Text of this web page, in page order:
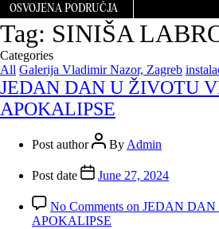
OSVOJENA PODRUČJA
Tag: SINIŠA
Categories
All Galerija Vladimir Nazor, Zagreb
JEDAN DAN U ŽIVOTU
APOKALIPSE
Post author By Admin
Post date June 27, 2024
No Comments on JEDAN
APOKALIPSE